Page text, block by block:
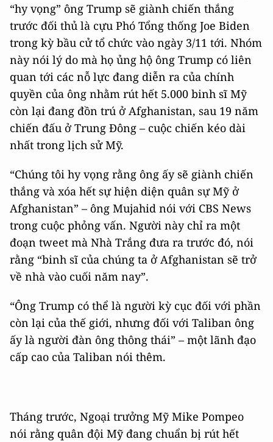
“hy vọng” ông Trump sẽ giành chiến thắng
trước đối thủ là cựu Phó Tổng thống Joe Biden
trong kỳ bầu cử tổ chức vào ngày 3/11 tới. Nhóm
này nói lý do mà họ ủng hộ ông Trump có liên
quan tới các nỗ lực đang diễn ra của chính
quyền của ông nhằm rút hết 5.000 binh sĩ Mỹ
còn lại đang đồn trú ở Afghanistan, sau 19 năm
chiến đấu ở Trung Đông – cuộc chiến kéo dài
nhất trong lịch sử Mỹ.
“Chúng tôi hy vọng rằng ông ấy sẽ giành chiến
thắng và xóa hết sự hiện diện quân sự Mỹ ở
Afghanistan” – ông Mujahid nói với CBS News
trong cuộc phỏng vấn. Người này chỉ ra một
đoạn tweet mà Nhà Trắng đưa ra trước đó, nói
rằng “binh sĩ của chúng ta ở Afghanistan sẽ trở
về nhà vào cuối năm nay”.
“Ông Trump có thể là người kỳ cục đối với phần
còn lại của thế giới, nhưng đối với Taliban ông
ấy là người đàn ông thông thái” – một lãnh đạo
cấp cao của Taliban nói thêm.
Tháng trước, Ngoại trưởng Mỹ Mike Pompeo
nói rằng quân đội Mỹ đang chuẩn bị rút hết